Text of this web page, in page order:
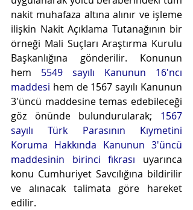
nakit muhafaza altına alınır ve işleme
ilişkin Nakit Açıklama Tutanağının bir
örneği Mali Suçları Araştırma Kurulu
Başkanlığına gönderilir. Konunun
hem 5549 sayılı Kanunun 16'ncı
maddesi hem de 1567 sayılı Kanunun
3'üncü maddesine temas edebileceği
göz önünde bulundurularak; 1567
sayılı Türk Parasının Kıymetini
Koruma Hakkında Kanunun 3'üncü
maddesinin birinci fıkrası uyarınca
konu Cumhuriyet Savcılığına bildirilir
ve alınacak talimata göre hareket
edilir.